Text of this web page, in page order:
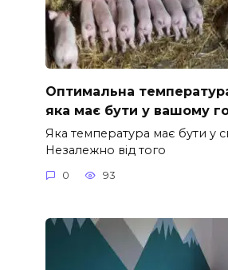
Оптимальна
яка має бути у вашому
Яка температура має бути у
Незалежно від того
0 93